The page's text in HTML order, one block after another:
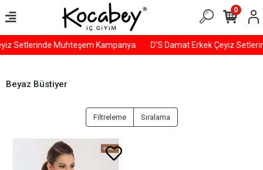
Setlerinde Muhteşem Kampanya D'S Damat Erkek Çeyiz
0
Beyaz Büstiyer
Filtreleme Sıralama